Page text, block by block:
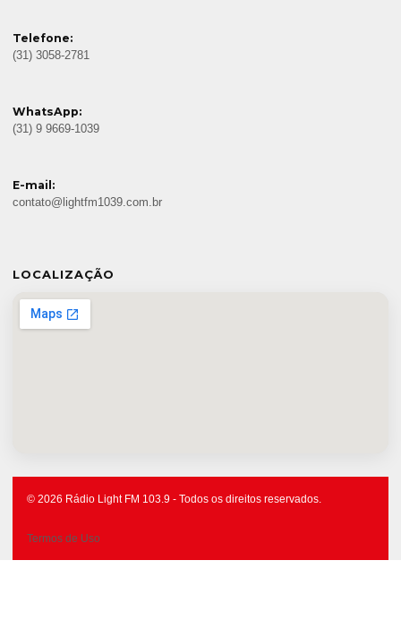
Telefone:
(31) 3058-2781
WhatsApp:
(31) 9 9669-1039
E-mail:
contato@lightfm1039.com.br
LOCALIZAÇÃO
© 2026 Rádio Light FM 103.9 - Todos os direitos reservados.
Termos de Uso